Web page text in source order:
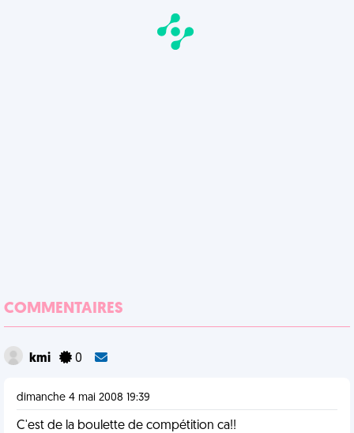
COMMENTAIRES
kmi 0
dimanche 4 mai 2008 19:39
C'est de la boulette de compétition ca!!